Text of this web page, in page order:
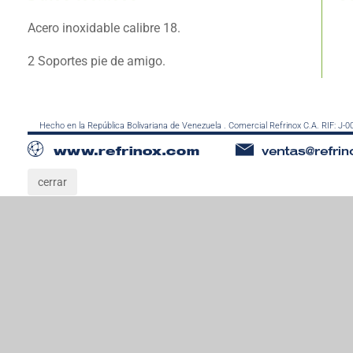
Acero inoxidable calibre 18.
2 Soportes pie de amigo.
Hecho en la República Bolivariana de Venezuela . Comercial Refrinox C.A. RIF: J-
cerrar